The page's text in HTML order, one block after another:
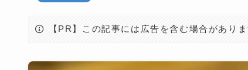
【PR】この記事には広告を含む場合がありま